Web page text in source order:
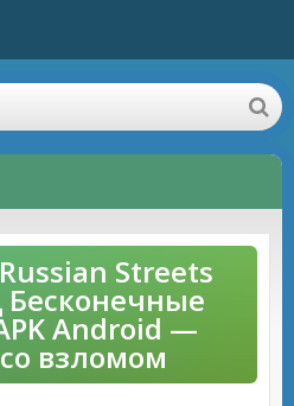
Streets
Android —
взломом